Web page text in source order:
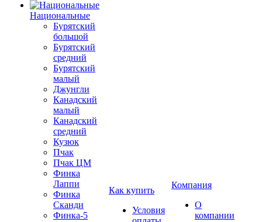
Национальные
Бурятский
большой
Бурятский
средний
Бурятский
малый
Джунгли
Канадский
малый
Канадский
средний
Кузюк
Пчак
Пчак ЦМ
Финка
Лаппи
Финка
Сканди
Финка-5
Как купить
Условия
Компания
О
компании